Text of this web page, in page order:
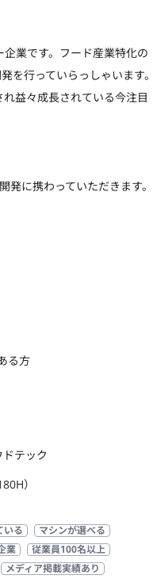
業です。フード産業特化の
を行っていらっしゃいます。
益々成長されている今注目
に携わっていただきます。
る方
テック
）
いる
マシンが選べる
業
従業員100名以上
メディア掲載実績あり